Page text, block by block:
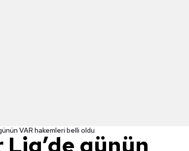
VAR hakemleri belli oldu
günün